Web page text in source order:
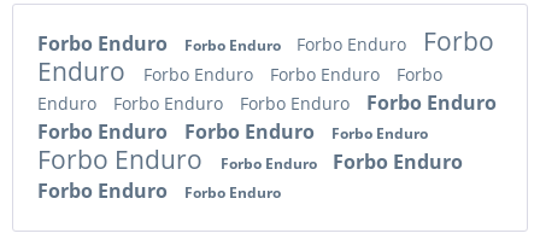
Forbo Enduro Forbo Enduro Forbo Enduro
Forbo
Enduro
Forbo Enduro Forbo Enduro
Forbo
Enduro
Forbo Enduro Forbo Enduro
Forbo Enduro
Forbo Enduro
Forbo Enduro Forbo Enduro
Forbo Enduro Forbo Enduro
Forbo Enduro
Forbo Enduro
Forbo Enduro